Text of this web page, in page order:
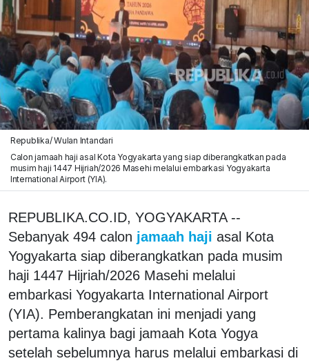
Republika/ Wulan Intandari
Calon jamaah haji asal Kota Yogyakarta yang siap diberangkatkan pada
musim haji 1447 Hijriah/2026 Masehi melalui embarkasi Yogyakarta
International Airport (YIA).
REPUBLIKA.CO.ID, YOGYAKARTA --
Sebanyak 494 calon jamaah haji asal Kota
Yogyakarta siap diberangkatkan pada musim
haji 1447 Hijriah/2026 Masehi melalui
embarkasi Yogyakarta International Airport
(YIA). Pemberangkatan ini menjadi yang
pertama kalinya bagi jamaah Kota Yogya
setelah sebelumnya harus melalui embarkasi di